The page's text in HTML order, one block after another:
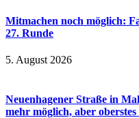
Mitmachen noch möglich:
27. Runde
5. August 2026
Neuenhagener Straße in
mehr möglich, aber oberstes